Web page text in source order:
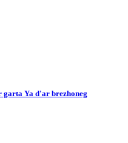
garta Ya d'ar brezhoneg